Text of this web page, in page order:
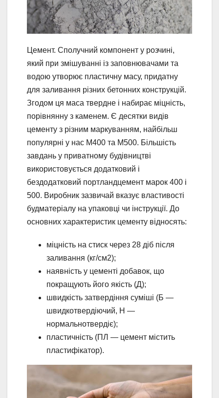
Цемент. Сполучний компонент у розчині,
який при змішуванні із заповнювачами та
водою утворює пластичну масу, придатну
для заливання різних бетонних конструкцій.
Згодом ця маса твердне і набирає міцність,
порівнянну з каменем. Є десятки видів
цементу з різним маркуванням, найбільш
популярні у нас М400 та М500. Більшість
завдань у приватному будівництві
використовується додатковий і
бездодатковий портландцемент марок 400 і
500. Виробник зазвичай вказує властивості
будматеріалу на упаковці чи інструкції. До
основних характеристик цементу відносять:
міцність на стиск через 28 діб після
заливання (кг/см2);
наявність у цементі добавок, що
покращують його якість (Д);
швидкість затвердіння суміші (Б —
швидкотвердіючий, Н —
нормальнотвердіє);
пластичність (ПЛ — цемент містить
пластифікатор).